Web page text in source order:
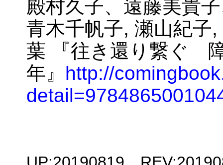
殿村久子、遠藤美貴
青木千帆子, 瀬山紀子
葉 『往き還り繋ぐ
年』 http://